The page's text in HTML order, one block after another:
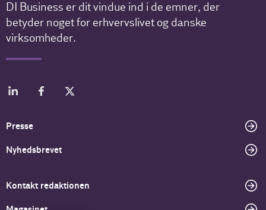
DI Business er dit vindue ind i de emner, der
betyder noget for erhvervslivet og danske
virksomheder.
Presse
Nyhedsbrevet
Kontakt redaktionen